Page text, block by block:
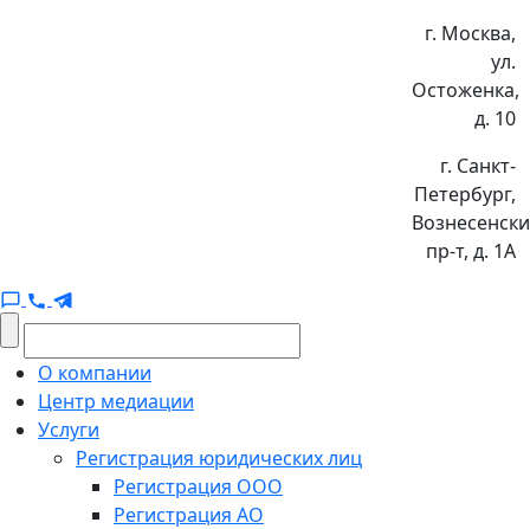
г. Москва,
ул.
Остоженка,
д. 10
г. Санкт-
Петербург,
пр-т, д. 1А
О компании
Центр медиации
Услуги
Регистрация юридических лиц
Регистрация ООО
Регистрация АО